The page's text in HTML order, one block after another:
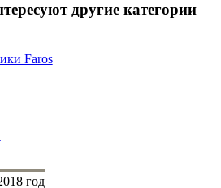
другие категории
Faros
год